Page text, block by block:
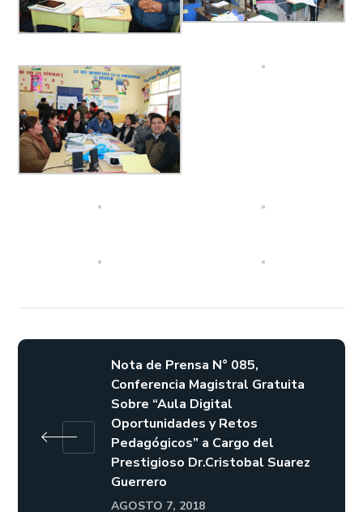
Nota de Prensa N° 085,
Conferencia Magistral Gratuita
Sobre “Aula Digital
Oportunidades y Retos
Pedagógicos” a Cargo del
Prestigioso Dr.Cristobal Suarez
Guerrero
AGOSTO 7, 2018